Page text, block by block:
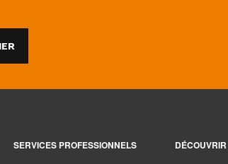
SERVICES PROFESSIONNELS DÉCOUVRIR